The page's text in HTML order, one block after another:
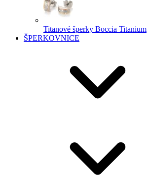
Titanové šperky Boccia Titanium
ŠPERKOVNICE